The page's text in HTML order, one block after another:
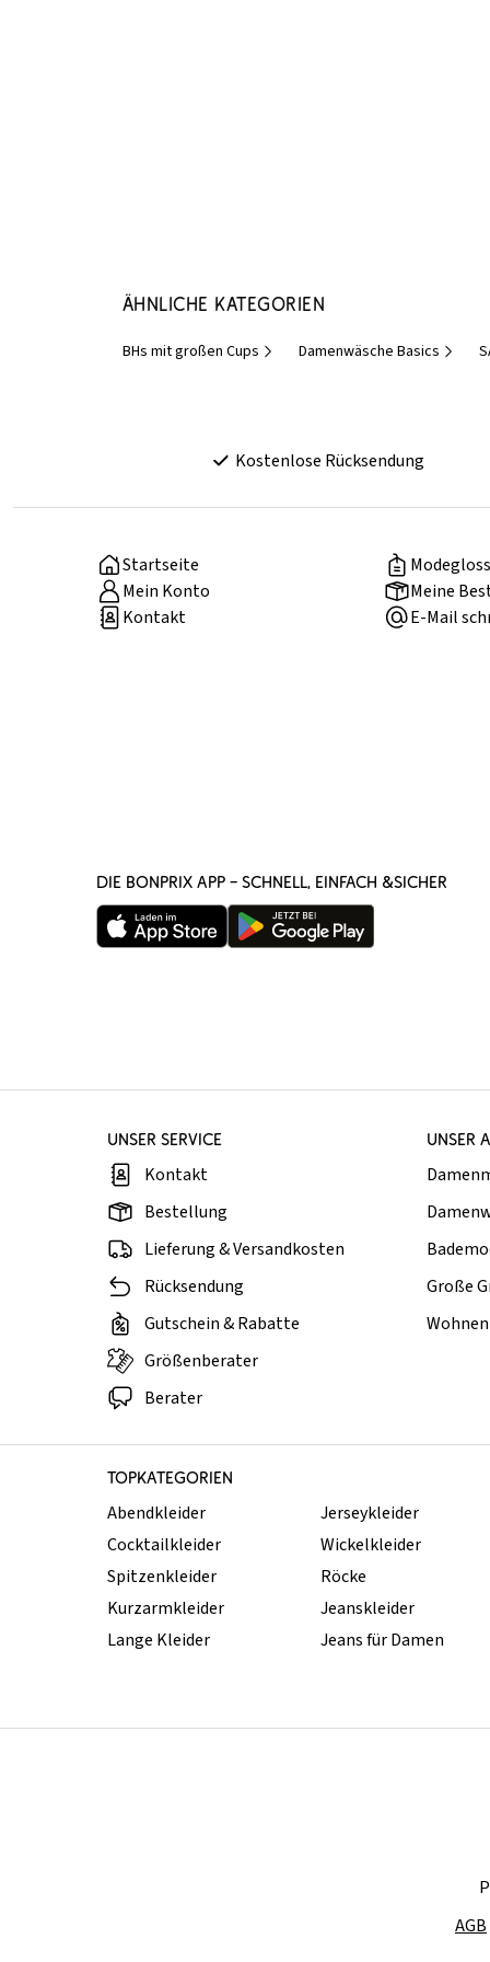
Ähnliche Kategorien
BHs mit großen Cups Damenwäsche Basics
Kostenlose Rücksendung
Startseite
Mein Konto
Meine
Kontakt
E-Mail
DIE BONPRIX APP – SCHNELL, EINFACH &SICHER
UNSER SERVICE
Kontakt
Bestellung
Lieferung & Versandkosten
Rücksendung
Gutschein & Rabatte
Größenberater
Berater
UNSER
Große
TOPKATEGORIEN
Abendkleider
Cocktailkleider
Spitzenkleider
Kurzarmkleider
Lange Kleider
Jerseykleider
Wickelkleider
Röcke
Jeanskleider
Jeans für Damen
AGB